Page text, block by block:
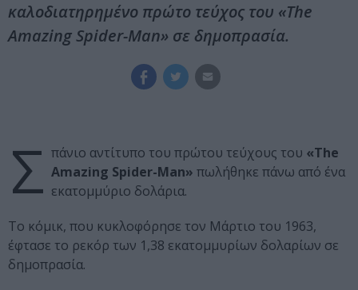
καλοδιατηρημένο πρώτο τεύχος του «The
Amazing Spider-Man» σε δημοπρασία.
Σ πάνιο αντίτυπο του πρώτου τεύχους του «The
Amazing Spider-Man» πωλήθηκε πάνω από ένα
εκατομμύριο δολάρια.
Το κόμικ, που κυκλοφόρησε τον Μάρτιο του 1963,
έφτασε το ρεκόρ των 1,38 εκατομμυρίων δολαρίων σε
δημοπρασία.